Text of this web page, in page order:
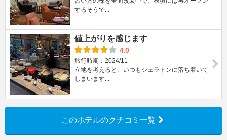
するそうで...
値上がりを感じます
4.0
旅行時期：2024/11
立地を考えると、いつもシェラトンに落ち着いて
しまいます...
このホテルのクチコミ一覧